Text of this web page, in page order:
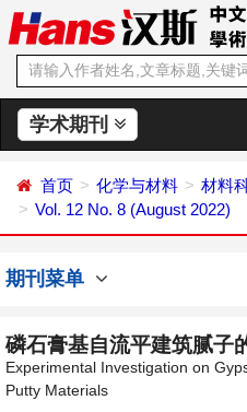
学术期刊
首页 化学与材料
材料
Vol. 12 No. 8 (August 2022)
期刊菜单
磷石膏基自流平建筑腻子
Experimental Investigation on
Putty Materials